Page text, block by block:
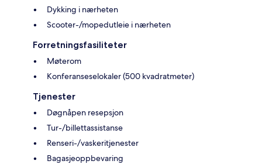
Dykking i nærheten
Scooter-/mopedutleie i nærheten
Forretningsfasiliteter
Møterom
Konferanseselokaler (500 kvadratmeter)
Tjenester
Døgnåpen resepsjon
Tur-/billettassistanse
Renseri-/vaskeritjenester
Bagasjeoppbevaring